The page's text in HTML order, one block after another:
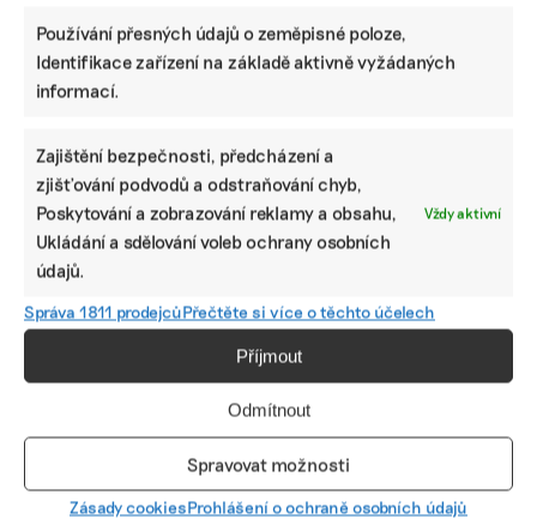
Používání přesných údajů o zeměpisné poloze,
Identifikace zařízení na základě aktivně vyžádaných
informací.
Zajištění bezpečnosti, předcházení a
zjišťování podvodů a odstraňování chyb,
Poskytování a zobrazování reklamy a obsahu,
Ukládání a sdělování voleb ochrany osobních
údajů.
Vždy aktivní
Správa 1811 prodejcůPřečtěte si více o těchto účelech
Příjmout
Odmítnout
Spravovat možnosti
Zásady cookiesProhlášení o ochraně osobních údajů
Jak vybrat správný ESG nástroj: srovnání
programů, které pomohou s vytvořením
nefinanční zprávy
Lidé v ESG
Od čokolády k pivu. Prazdroj má novou posilu
starající se o bezpečnost zaměstnanců
PŘIHLÁSIT ODBĚR